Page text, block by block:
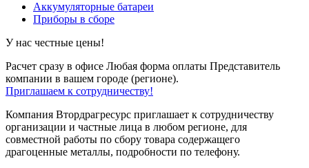
Аккумуляторные батареи
Приборы в сборе
У нас честные цены!
Расчет сразу в офисе Любая форма оплаты Представитель
компании в вашем городе (регионе).
Приглашаем к сотрудничеству!
Компания Втордрагресурс приглашает к сотрудничеству
организации и частные лица в любом регионе, для
совместной работы по сбору товара содержащего
драгоценные металлы, подробности по телефону.